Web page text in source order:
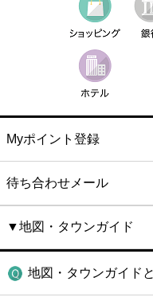
Myポイント登録
待ち合わせメール
▼地図・タウンガイド
地図・タウンガイド